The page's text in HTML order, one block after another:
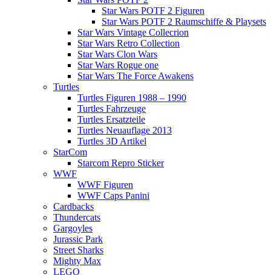
Star Wars POTF 2 Figuren
Star Wars POTF 2 Raumschiffe & Playsets
Star Wars Vintage Collecrion
Star Wars Retro Collection
Star Wars Clon Wars
Star Wars Rogue one
Star Wars The Force Awakens
Turtles
Turtles Figuren 1988 – 1990
Turtles Fahrzeuge
Turtles Ersatzteile
Turtles Neuauflage 2013
Turtles 3D Artikel
StarCom
Starcom Repro Sticker
WWF
WWF Figuren
WWF Caps Panini
Cardbacks
Thundercats
Gargoyles
Jurassic Park
Street Sharks
Mighty Max
LEGO